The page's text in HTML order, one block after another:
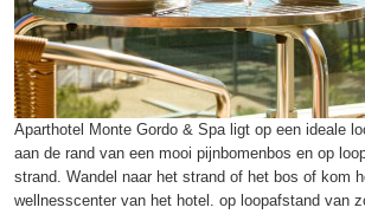
Aparthotel Monte Gordo & Spa ligt op een ideale
aan de rand van een mooi pijnbomenbos en op
strand. Wandel naar het strand of het bos of kom
wellnesscenter van het hotel. op loopafstand van